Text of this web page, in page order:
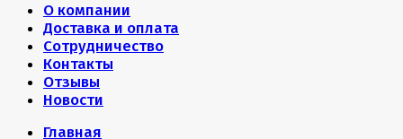
О компании
Доставка и оплата
Сотрудничество
Контакты
Отзывы
Новости
Главная